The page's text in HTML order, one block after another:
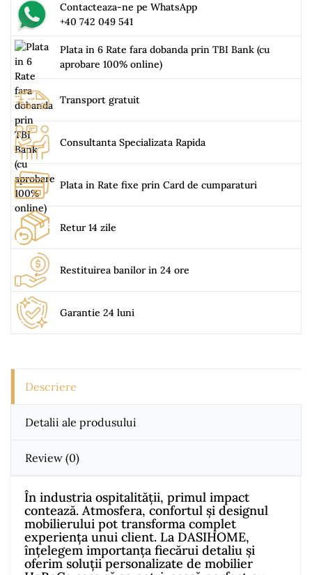
Contacteaza-ne pe WhatsApp
+40 742 049 541
Plata in 6 Rate fara dobanda prin TBI Bank (cu
aprobare 100% online)
Transport gratuit
Consultanta Specializata Rapida
Plata in Rate fixe prin Card de cumparaturi
Retur 14 zile
Restituirea banilor in 24 ore
Garantie 24 luni
Descriere
Detalii ale produsului
Review (0)
În industria ospitalității, primul impact
contează. Atmosfera, confortul și designul
mobilierului pot transforma complet
experiența unui client. La DASIHOME,
înțelegem importanța fiecărui detaliu și
oferim soluții personalizate de mobilier